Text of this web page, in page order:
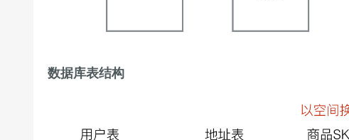
数据库表结构